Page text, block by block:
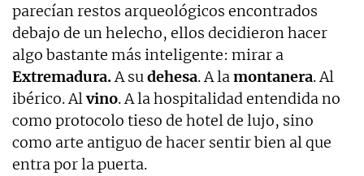
parecían restos arqueológicos encontrados
debajo de un helecho, ellos decidieron hacer
algo bastante más inteligente: mirar a
Extremadura.A sudehesa. A lamontanera. Al
ibérico. Alvino. A la hospitalidad entendida no
como protocolo tieso de hotel de lujo, sino
como arte antiguo de hacer sentir bien al que
entra por la puerta.